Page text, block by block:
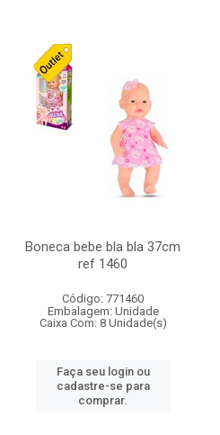
Boneca bebe bla bla 37cm
ref 1460
Código: 771460
Embalagem: Unidade
Caixa Com: 8 Unidade(s)
Faça seu login ou
cadastre-se para
comprar.